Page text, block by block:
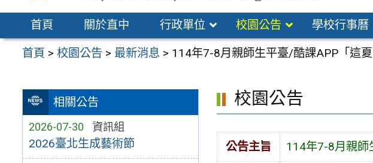
區
首頁 關於直中 行政單位 校園公告 學校行事曆
首頁 >校園公告 > 最新消息 > 114年7-8月親師生平臺/酷課APP「這
相關公告
2026-07-30 資訊組
2026臺北生成藝術節
校園公告
公告主旨 114年7-8月親師